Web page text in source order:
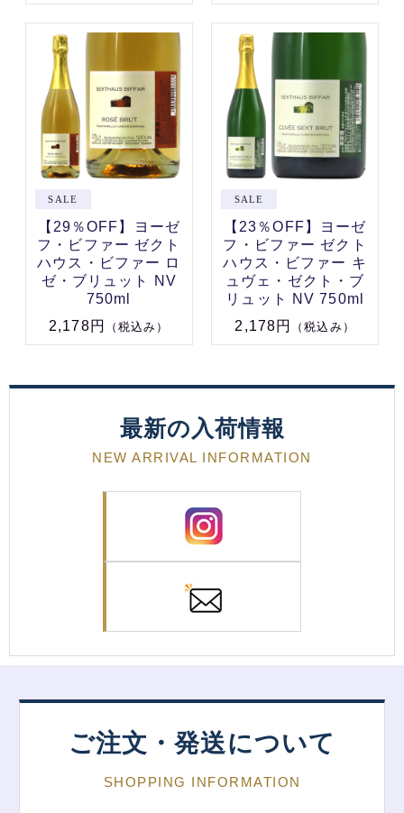
【29％OFF】ヨーゼ
フ・ビファー ゼクト
ハウス・ビファー ロ
ゼ・ブリュット NV
750ml
2,178円
（税込み）
【23％OFF】ヨーゼ
フ・ビファー ゼクト
ハウス・ビファー キ
ュヴェ・ゼクト・ブ
リュット NV 750ml
2,178円
（税込み）
最新の入荷情報
NEW ARRIVAL INFORMATION
ご注文・発送について
SHOPPING INFORMATION